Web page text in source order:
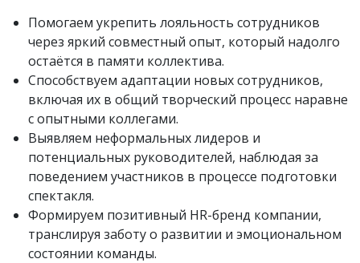
Помогаем укрепить лояльность сотрудников
через яркий совместный опыт, который надолго
остаётся в памяти коллектива.
Способствуем адаптации новых сотрудников,
включая их в общий творческий процесс наравне
с опытными коллегами.
Выявляем неформальных лидеров и
потенциальных руководителей, наблюдая за
поведением участников в процессе подготовки
спектакля.
Формируем позитивный HR-бренд компании,
транслируя заботу о развитии и эмоциональном
состоянии команды.